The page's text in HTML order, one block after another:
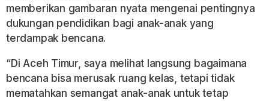
memberikan gambaran nyata mengenai pentingnya
dukungan pendidikan bagi anak-anak yang
terdampak bencana.
“Di Aceh Timur, saya melihat langsung bagaimana
bencana bisa merusak ruang kelas, tetapi tidak
mematahkan semangat anak-anak untuk tetap